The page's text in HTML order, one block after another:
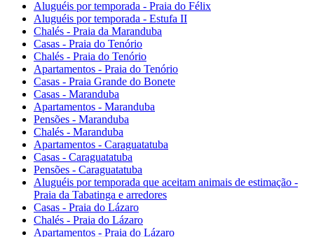
Aluguéis por temporada - Praia do Félix
Aluguéis por temporada - Estufa II
Chalés - Praia da Maranduba
Casas - Praia do Tenório
Chalés - Praia do Tenório
Apartamentos - Praia do Tenório
Casas - Praia Grande do Bonete
Casas - Maranduba
Apartamentos - Maranduba
Pensões - Maranduba
Chalés - Maranduba
Apartamentos - Caraguatatuba
Casas - Caraguatatuba
Pensões - Caraguatatuba
Aluguéis por temporada que aceitam animais de estimação -
Praia da Tabatinga e arredores
Casas - Praia do Lázaro
Chalés - Praia do Lázaro
Apartamentos - Praia do Lázaro